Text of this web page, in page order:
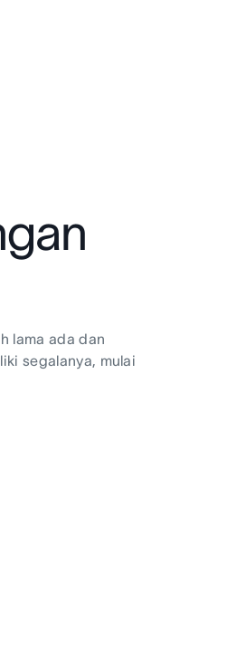
lama ada dan
segalanya, mulai